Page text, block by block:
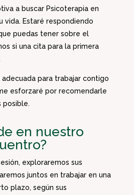
a buscar Psicoterapia en
Estaré respondiendo
puedas tener sobre el
si una cita para la primera
adecuada para trabajar contigo
esforzaré por recomendarle
posible.
en nuestro
exploraremos sus
juntos en trabajar en una
plazo, según sus